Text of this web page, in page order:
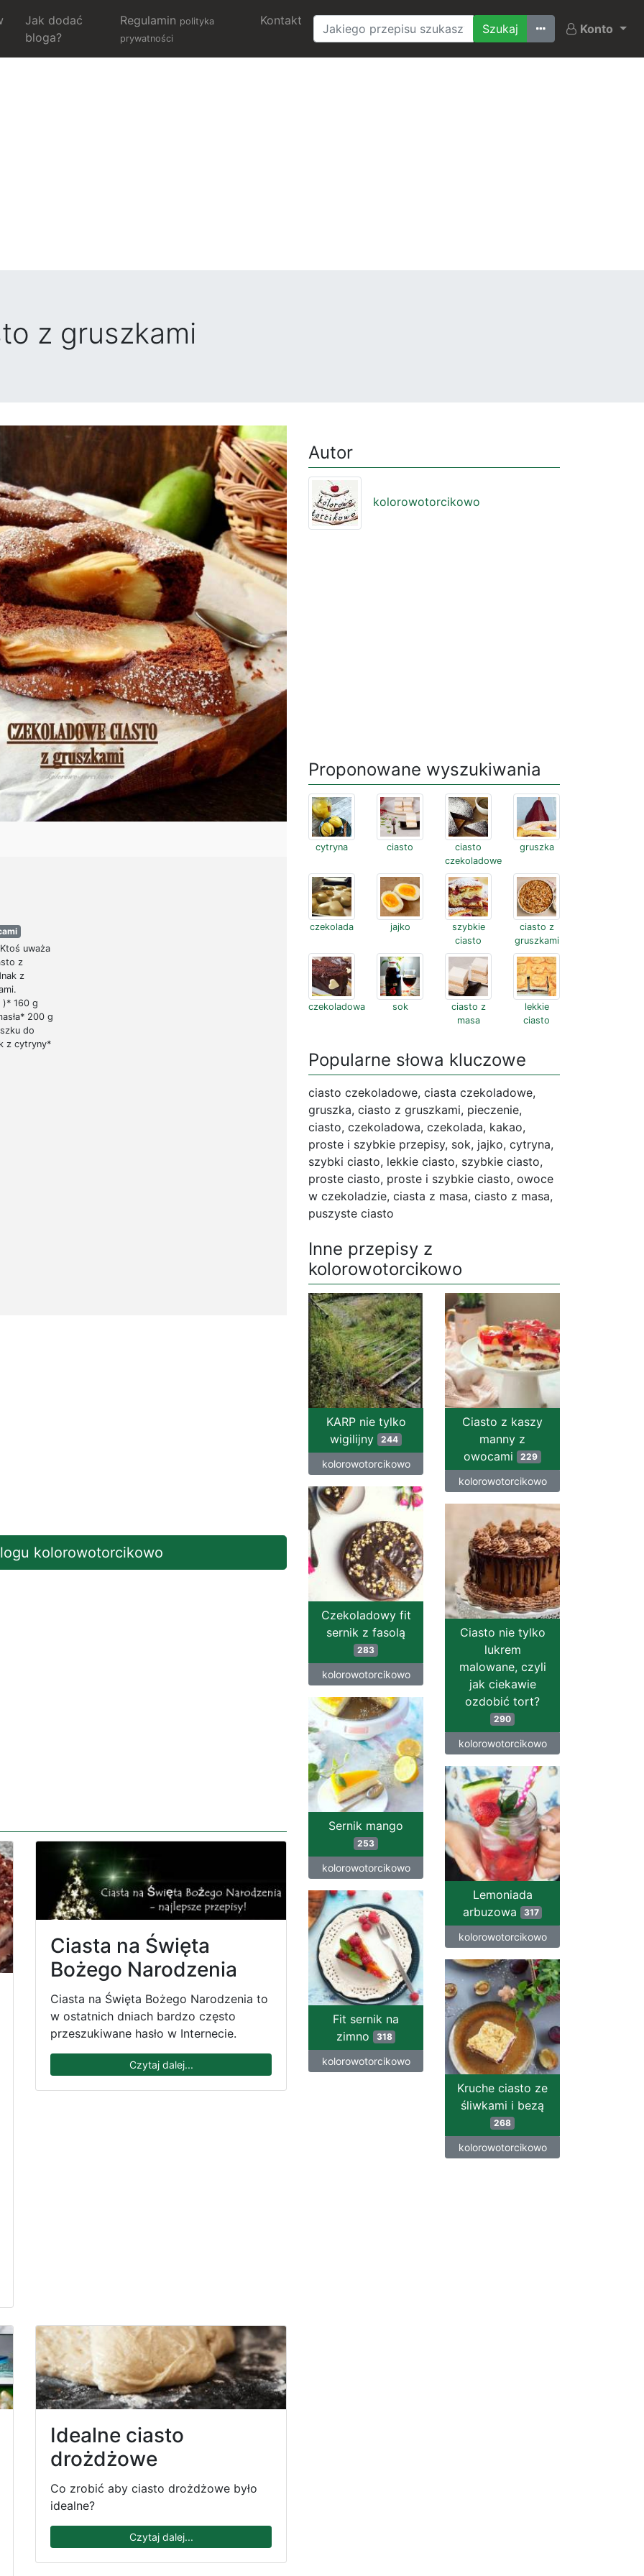
Jak dodać
bloga?
Regulamin polityka
prywatności
Kontakt
Ostatnio szukane
Konto
z gruszkami
uważa
z
z
)* 160 g
200 g
do
z cytryny*
kolorowotorcikowo
Ciasta na Święta
Bożego Narodzenia
Ciasta na Święta Bożego Narodzenia to
w ostatnich dniach bardzo często
przeszukiwane hasło w Internecie.
Czytaj dalej...
Idealne ciasto
drożdżowe
Co zrobić aby ciasto drożdżowe było
idealne?
Czytaj dalej...
Autor
kolorowotorcikowo
Proponowane wyszukiwania
cytryna ciasto
ciasto
czekoladowe
gruszka
czekolada jajko
szybkie
ciasto
ciasto z
gruszkami
czekoladowa sok
ciasto z
masa
lekkie
ciasto
Popularne słowa kluczowe
ciasto czekoladowe, ciasta czekoladowe,
gruszka, ciasto z gruszkami, pieczenie,
ciasto, czekoladowa, czekolada, kakao,
proste i szybkie przepisy, sok, jajko, cytryna,
szybki ciasto, lekkie ciasto, szybkie ciasto,
proste ciasto, proste i szybkie ciasto, owoce
w czekoladzie, ciasta z masa, ciasto z masa,
puszyste ciasto
Inne przepisy z
kolorowotorcikowo
KARP nie tylko
wigilijny 244
kolorowotorcikowo
Ciasto z kaszy
manny z
owocami 229
kolorowotorcikowo
Czekoladowy fit
sernik z fasolą
283
kolorowotorcikowo
Ciasto nie tylko
lukrem
malowane, czyli
jak ciekawie
ozdobić tort?
290
kolorowotorcikowo
Sernik mango
253
kolorowotorcikowo
Lemoniada
arbuzowa
317
kolorowotorcikowo
Fit sernik na
zimno
318
kolorowotorcikowo
Kruche ciasto ze
śliwkami i bezą
268
kolorowotorcikowo